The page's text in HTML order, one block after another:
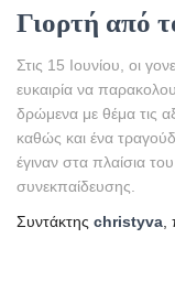
Γιορτή από
Στις 15 Ιουνίου, οι
ευκαιρία να
δρώμενα με θέμα τις
καθώς και ένα
έγιναν στα πλαίσια
συνεκπαίδευσης.
Συντάκτης christyva